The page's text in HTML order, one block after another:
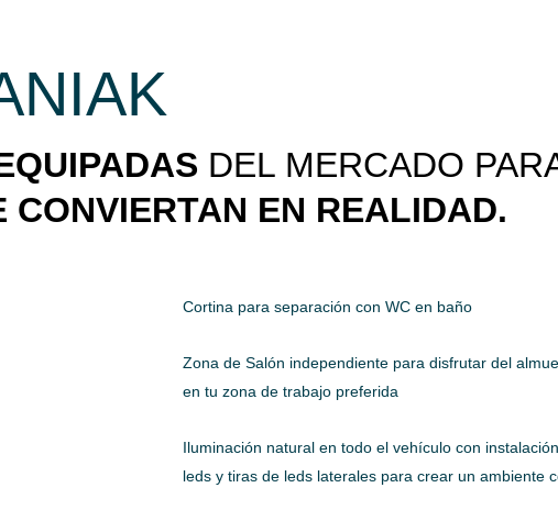
Nuk
DEL MERCADO
CONVIERTAN EN REALIDAD.
Cortina para separación con WC en baño
Zona de Salón independiente para disfrutar del
en tu zona de trabajo preferida
Iluminación natural en todo el vehículo con
leds y tiras de leds laterales para crear un ambiente